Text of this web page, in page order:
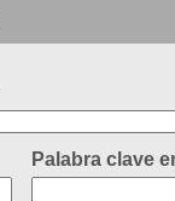
Palabra clave